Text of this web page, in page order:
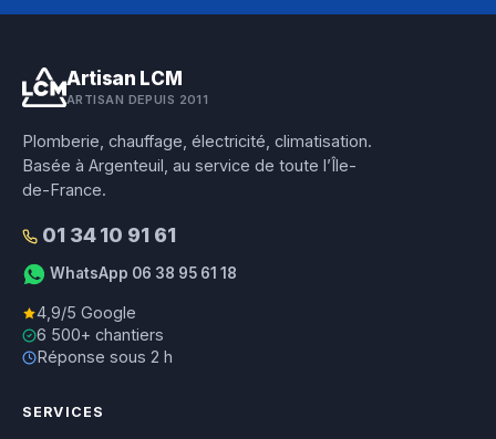
Artisan LCM
ARTISAN DEPUIS 2011
Plomberie, chauffage, électricité, climatisation.
Basée à Argenteuil, au service de toute l’Île-
de-France.
01 34 10 91 61
WhatsApp 06 38 95 61 18
4,9/5 Google
6 500+ chantiers
Réponse sous 2 h
SERVICES